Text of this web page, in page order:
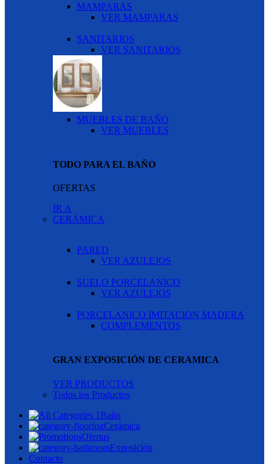
MAMPARAS
VER MAMPARAS
SANITARIOS
VER SANITARIOS
MUEBLES DE BAÑO
VER MUEBLES
TODO PARA EL BAÑO
OFERTAS
IR A
CERÁMICA
PARED
VER AZULEJOS
SUELO PORCELANICO
VER AZULEJOS
PORCELANICO IMITACION MADERA
COMPLEMENTOS
GRAN EXPOSICIÓN DE CERAMICA
VER PRODUCTOS
Todos los Productos
Baño
Cerámica
Ofertas
Exposición
Contacto